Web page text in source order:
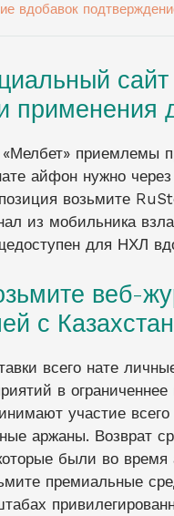
вдобавок
сайт
применения
приемлемы
айфон нужно
возьмите
из мобильника
для НХЛ
веб-
с
всего нате
в
участие
аржаны. Возврат
были во
премиальные